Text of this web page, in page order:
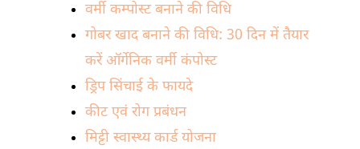
वर्मी कम्पोस्ट बनाने की विधि
गोबर खाद बनाने की विधि: 30 दिन में तैयार
करें ऑर्गेनिक वर्मी कंपोस्ट
ड्रिप सिंचाई के फायदे
कीट एवं रोग प्रबंधन
मिट्टी स्वास्थ्य कार्ड योजना